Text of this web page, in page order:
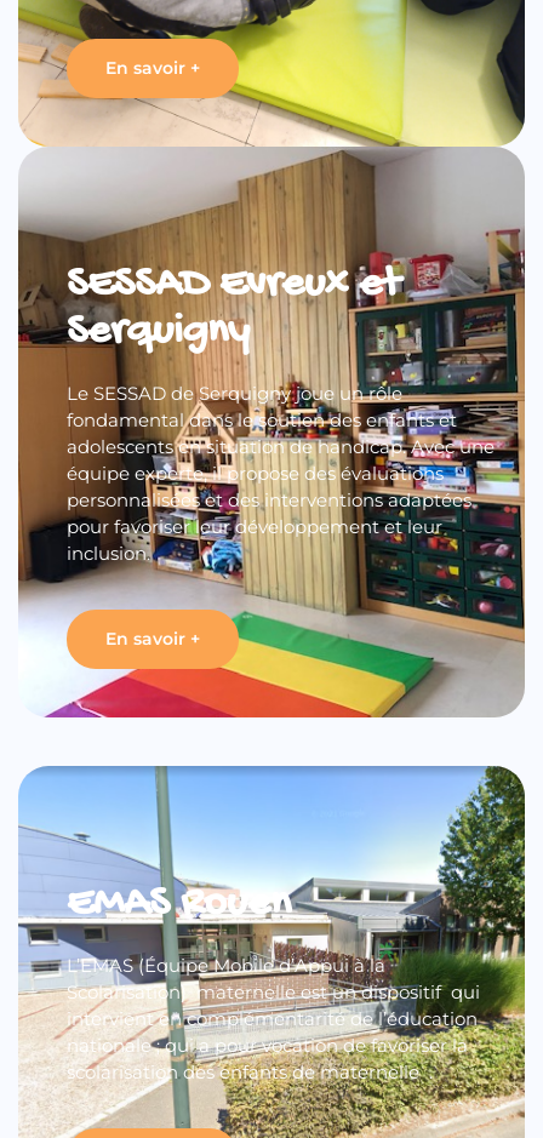
En savoir +
SESSAD Evreux et
Serquigny
Le SESSAD de Serquigny joue un rôle
fondamental dans le soutien des enfants et
adolescents en situation de handicap. Avec une
équipe experte, il propose des évaluations
personnalisées et des interventions adaptées
pour favoriser leur développement et leur
inclusion.
En savoir +
EMAS Rouen
L’EMAS (Équipe Mobile d’Appui à la
Scolarisation) maternelle est un dispositif qui
intervient en complémentarité de l’éducation
nationale ; qui a pour vocation de favoriser la
scolarisation des enfants de maternelle .